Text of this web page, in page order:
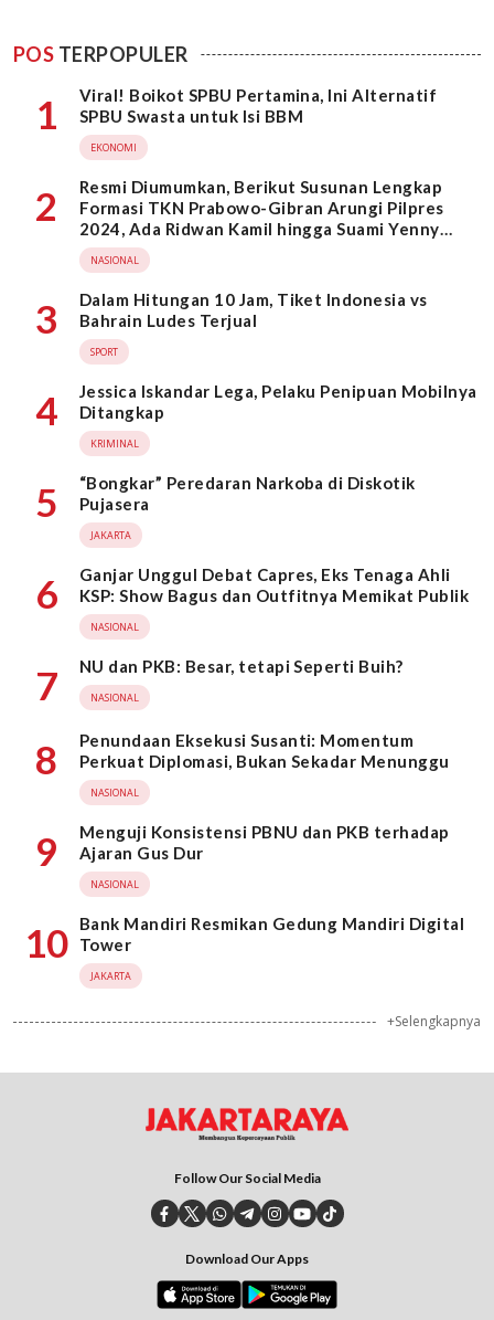
POS TERPOPULER
1
Viral! Boikot SPBU Pertamina, Ini Alternatif
SPBU Swasta untuk Isi BBM
EKONOMI
2
Resmi Diumumkan, Berikut Susunan Lengkap
Formasi TKN Prabowo-Gibran Arungi Pilpres
2024, Ada Ridwan Kamil hingga Suami Yenny
Wahid
NASIONAL
3
Dalam Hitungan 10 Jam, Tiket Indonesia vs
Bahrain Ludes Terjual
SPORT
4
Jessica Iskandar Lega, Pelaku Penipuan Mobilnya
Ditangkap
KRIMINAL
5
“Bongkar” Peredaran Narkoba di Diskotik
Pujasera
JAKARTA
6
Ganjar Unggul Debat Capres, Eks Tenaga Ahli
KSP: Show Bagus dan Outfitnya Memikat Publik
NASIONAL
7 NU dan PKB: Besar, tetapi Seperti Buih?
NASIONAL
8
Penundaan Eksekusi Susanti: Momentum
Perkuat Diplomasi, Bukan Sekadar Menunggu
NASIONAL
9
Menguji Konsistensi PBNU dan PKB terhadap
Ajaran Gus Dur
NASIONAL
10
Bank Mandiri Resmikan Gedung Mandiri Digital
Tower
JAKARTA
+Selengkapnya
Follow Our Social Media
Download Our Apps